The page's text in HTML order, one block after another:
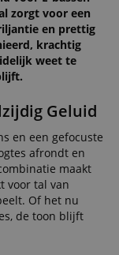
zorgt voor een
en prettig
krachtig
weet te
Geluid
en een gefocuste
afrondt en
maakt
voor tal van
Of het nu
de toon blijft